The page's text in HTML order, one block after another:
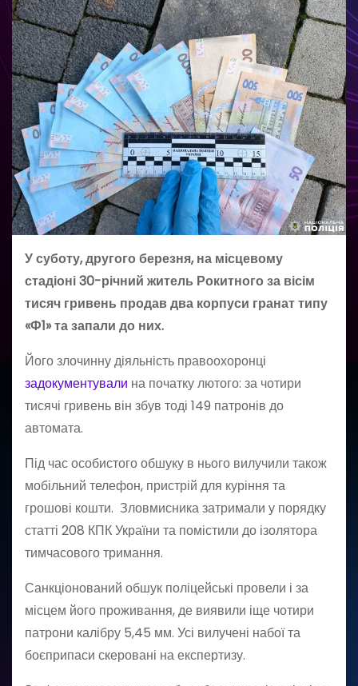
У суботу, другого березня, на місцевому
стадіоні 30-річний житель Рокитного за вісім
тисяч гривень продав два корпуси гранат типу
«Ф1» та запали до них.
Його злочинну діяльність правоохоронці
задокументували на початку лютого: за чотири
тисячі гривень він збув тоді 149 патронів до
автомата.
Під час особистого обшуку в нього вилучили також
мобільний телефон, пристрій для куріння та
грошові кошти. Зловмисника затримали у порядку
статті 208 КПК України та помістили до ізолятора
тимчасового тримання.
Санкціонований обшук поліцейські провели і за
місцем його проживання, де виявили іще чотири
патрони калібру 5,45 мм. Усі вилучені набої та
боєприпаси скеровані на експертизу.